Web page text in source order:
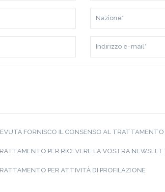
E-
FORNISCO IL CONSENSO AL TRATTAMENTO
PER RICEVERE LA VOSTRA
PER ATTIVITÀ DI PROFILAZIONE